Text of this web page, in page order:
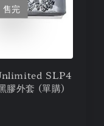
售完
SLP4
膠外套 (單購)